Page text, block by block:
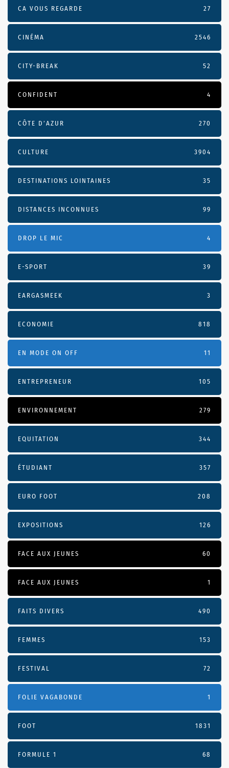
CA VOUS REGARDE 27
CINÉMA 2546
CITY-BREAK 52
CONFIDENT 4
CÔTE D’AZUR 270
CULTURE 3904
DESTINATIONS LOINTAINES 35
DISTANCES INCONNUES 99
DROP LE MIC 4
E-SPORT 39
EARGASMEEK 3
ECONOMIE 818
EN MODE ON OFF 11
ENTREPRENEUR 105
ENVIRONNEMENT 279
EQUITATION 344
ÉTUDIANT 357
EURO FOOT 208
EXPOSITIONS 126
FACE AUX JEUNES 60
FACE AUX JEUNES 1
FAITS DIVERS 490
FEMMES 153
FESTIVAL 72
FOLIE VAGABONDE 1
FOOT 1831
FORMULE 1 68